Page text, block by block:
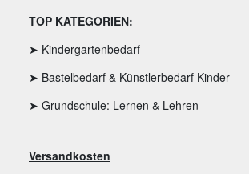
TOP KATEGORIEN:
➤ Kindergartenbedarf
➤ Bastelbedarf & Künstlerbedarf Kinder
➤ Grundschule: Lernen & Lehren
Versandkosten